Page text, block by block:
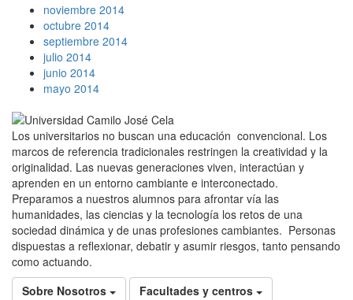
noviembre 2014
octubre 2014
septiembre 2014
julio 2014
junio 2014
mayo 2014
Los universitarios no buscan una educación convencional. Los
marcos de referencia tradicionales restringen la creatividad y la
originalidad. Las nuevas generaciones viven, interactúan y
aprenden en un entorno cambiante e interconectado.
Preparamos a nuestros alumnos para afrontar vía las
humanidades, las ciencias y la tecnología los retos de una
sociedad dinámica y de unas profesiones cambiantes. Personas
dispuestas a reflexionar, debatir y asumir riesgos, tanto pensando
como actuando.
Sobre Nosotros
Facultades y centros